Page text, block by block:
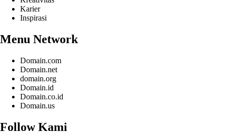
Karier
Inspirasi
Menu Network
Domain.com
Domain.net
domain.org
Domain.id
Domain.co.id
Domain.us
Follow Kami